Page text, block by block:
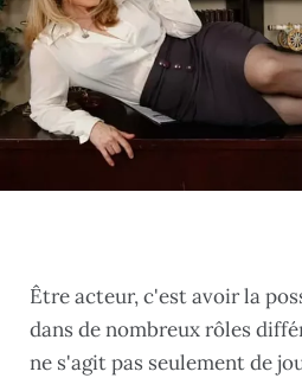
Être acteur, c'est avoir la
dans de nombreux rôles
ne s'agit pas seulement de